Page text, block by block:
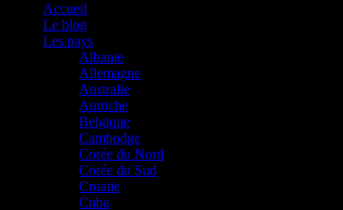
Accueil
Le blog
Les pays
Albanie
Allemagne
Australie
Autriche
Belgique
Cambodge
Corée du Nord
Corée du Sud
Croatie
Cuba